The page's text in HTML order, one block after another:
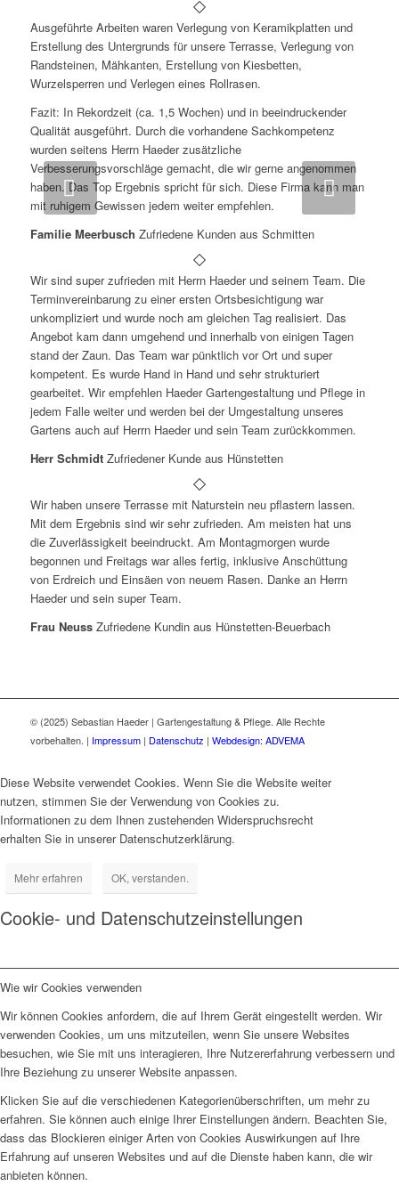
Ausgeführte Arbeiten waren Verlegung von Keramikplatten und
Erstellung des Untergrunds für unsere Terrasse, Verlegung von
Randsteinen, Mähkanten, Erstellung von Kiesbetten,
Wurzelsperren und Verlegen eines Rollrasen.
Fazit: In Rekordzeit (ca. 1,5 Wochen) und in beeindruckender
Qualität ausgeführt. Durch die vorhandene Sachkompetenz
wurden seitens Herrn Haeder zusätzliche
Verbesserungsvorschläge gemacht, die wir gerne angenommen
haben. Das Top Ergebnis spricht für sich. Diese Firma kann man
mit ruhigem Gewissen jedem weiter empfehlen.
Familie Meerbusch Zufriedene Kunden aus Schmitten
Wir sind super zufrieden mit Herrn Haeder und seinem Team. Die
Terminvereinbarung zu einer ersten Ortsbesichtigung war
unkompliziert und wurde noch am gleichen Tag realisiert. Das
Angebot kam dann umgehend und innerhalb von einigen Tagen
stand der Zaun. Das Team war pünktlich vor Ort und super
kompetent. Es wurde Hand in Hand und sehr strukturiert
gearbeitet. Wir empfehlen Haeder Gartengestaltung und Pflege in
jedem Falle weiter und werden bei der Umgestaltung unseres
Gartens auch auf Herrn Haeder und sein Team zurückkommen.
Herr Schmidt Zufriedener Kunde aus Hünstetten
Wir haben unsere Terrasse mit Naturstein neu pflastern lassen.
Mit dem Ergebnis sind wir sehr zufrieden. Am meisten hat uns
die Zuverlässigkeit beeindruckt. Am Montagmorgen wurde
begonnen und Freitags war alles fertig, inklusive Anschüttung
von Erdreich und Einsäen von neuem Rasen. Danke an Herrn
Haeder und sein super Team.
Frau Neuss Zufriedene Kundin aus Hünstetten-Beuerbach
Weiter
© (2025) Sebastian Haeder | Gartengestaltung & Pflege. Alle Rechte
vorbehalten. | Impressum| Datenschutz | Webdesign: ADVEMA
Diese Website verwendet Cookies. Wenn Sie die Website weiter
nutzen, stimmen Sie der Verwendung von Cookies zu.
Informationen zu dem Ihnen zustehenden Widerspruchsrecht
erhalten Sie in unserer Datenschutzerklärung.
Mehr erfahren OK, verstanden.
Cookie- und Datenschutzeinstellungen
Wie wir Cookies verwenden
Wir können Cookies anfordern, die auf Ihrem Gerät eingestellt werden. Wir
verwenden Cookies, um uns mitzuteilen, wenn Sie unsere Websites
besuchen, wie Sie mit uns interagieren, Ihre Nutzererfahrung verbessern und
Ihre Beziehung zu unserer Website anpassen.
Klicken Sie auf die verschiedenen Kategorienüberschriften, um mehr zu
erfahren. Sie können auch einige Ihrer Einstellungen ändern. Beachten Sie,
dass das Blockieren einiger Arten von Cookies Auswirkungen auf Ihre
Erfahrung auf unseren Websites und auf die Dienste haben kann, die wir
anbieten können.